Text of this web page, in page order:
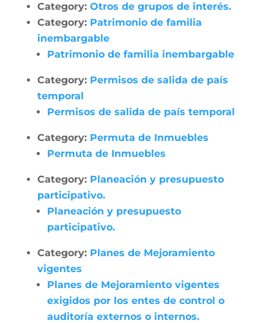
Category: Otros de grupos de interés.
Category: Patrimonio de familia
inembargable
Patrimonio de familia inembargable
Category: Permisos de salida de país
temporal
Permisos de salida de país temporal
Category: Permuta de Inmuebles
Permuta de Inmuebles
Category: Planeación y presupuesto
participativo.
Planeación y presupuesto
participativo.
Category: Planes de Mejoramiento
vigentes
Planes de Mejoramiento vigentes
exigidos por los entes de control o
auditoría externos o internos.